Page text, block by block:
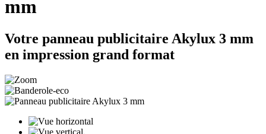
mm
Votre panneau publicitaire Akylux 3 mm
en impression grand format